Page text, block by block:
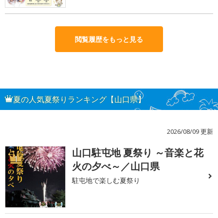
閲覧履歴をもっと見る
夏の人気夏祭りランキング【山口県】
2026/08/09 更新
1
山口駐屯地 夏祭り ～音楽と花
火の夕べ～／山口県
駐屯地で楽しむ夏祭り